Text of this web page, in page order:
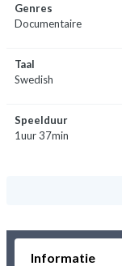
Genres
Documentaire
Taal
Swedish
Speelduur
1uur 37min
Informatie